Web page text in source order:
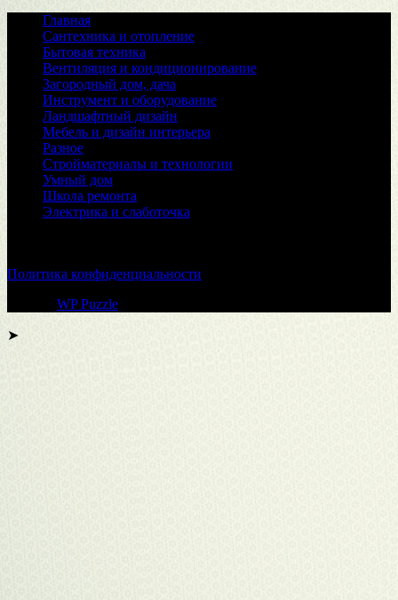
Главная
Сантехника и отопление
Бытовая техника
Вентиляция и кондиционирование
Загородный дом, дача
Инструмент и оборудование
Ландшафтный дизайн
Мебель и дизайн интерьера
Разное
Стройматериалы и технологии
Умный дом
Школа ремонта
Электрика и слаботочка
Политика конфиденциальности
WP Puzzle
➤